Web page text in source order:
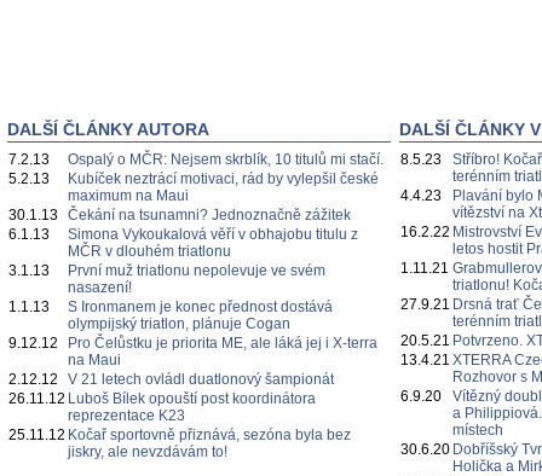
DALŠÍ ČLÁNKY AUTORA
7.2.13
Ospalý o MČR: Nejsem skrblík, 10 titulů mi stačí.
5.2.13
Kubíček neztrácí motivaci, rád by vylepšil české
maximum na Maui
30.1.13 Čekání na tsunamni? Jednoznačně zážitek
6.1.13
Simona Vykoukalová věří v obhajobu titulu z
MČR v dlouhém triatlonu
3.1.13
První muž triatlonu nepolevuje ve svém
nasazení!
1.1.13
S Ironmanem je konec přednost dostává
olympijský triatlon, plánuje Cogan
9.12.12
Pro Čelůstku je priorita ME, ale láká jej i X-terra
na Maui
2.12.12
V 21 letech ovládl duatlonový šampionát
26.11.12 Luboš Bílek opouští post koordinátora
reprezentace K23
25.11.12 Kočař sportovně přiznává, sezóna byla bez
jiskry, ale nevzdávám to!
DALŠÍ ČLÁNKY
8.5.23
Stříbro!
terénním
4.4.23
Plavání bylo
vítězství na
16.2.22 Mistrovství
letos hostit
1.11.21
triatlonu!
27.9.21 Drsná trať
terénním
20.5.21 Potvrzeno.
13.4.21 XTERRA
Rozhovor s
6.9.20
Vítězný
a
místech
30.6.20 Dobříšský
Holička a